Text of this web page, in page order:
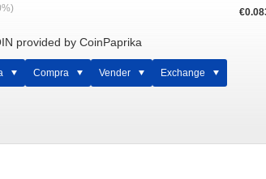
provided by CoinPaprika
Compra Vender Exchange